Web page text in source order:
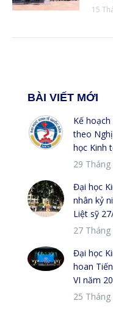
15
BÀI VIẾT MỚI
Kế
theo
học Kinh
29 Tháng
Đại học
nhân kỷ
Liệt sỹ
27 Tháng
Đại học
hoan
VI năm
25 Tháng